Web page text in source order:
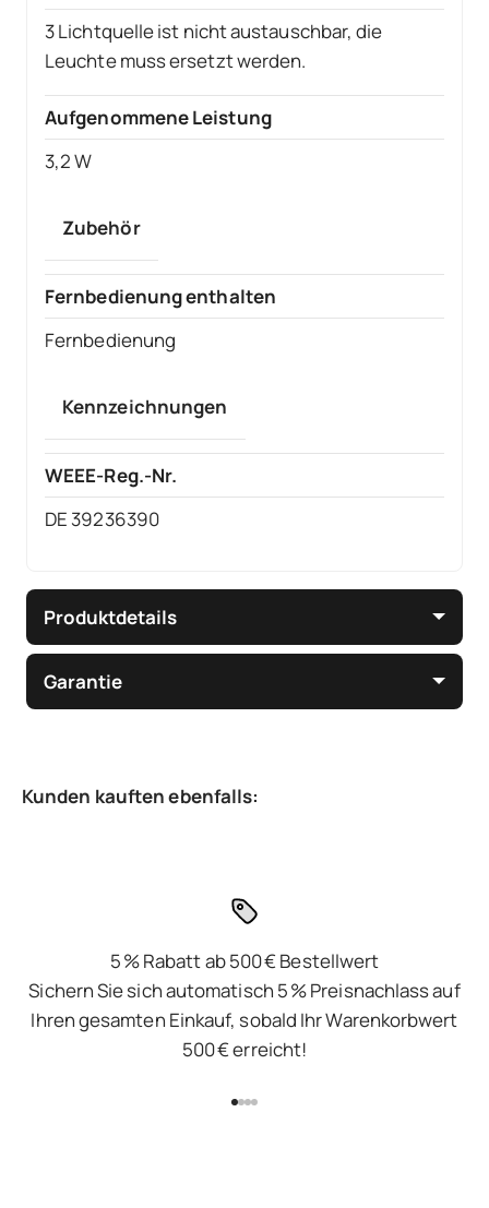
3 Lichtquelle ist nicht austauschbar, die
Leuchte muss ersetzt werden.
Aufgenommene Leistung
3,2 W
Zubehör
Fernbedienung enthalten
Fernbedienung
Kennzeichnungen
WEEE-Reg.-Nr.
DE 39236390
Produktdetails
Garantie
5 % Rabatt ab 500 € Bestellwert
Sichern Sie sich automatisch 5 % Preisnachlass auf
Ihren gesamten Einkauf, sobald Ihr Warenkorbwert
500 € erreicht!